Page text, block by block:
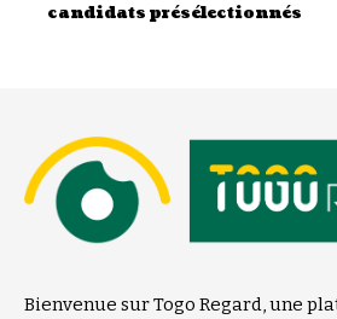
candidats présélectionnés
Bienvenue sur Togo Regard, une